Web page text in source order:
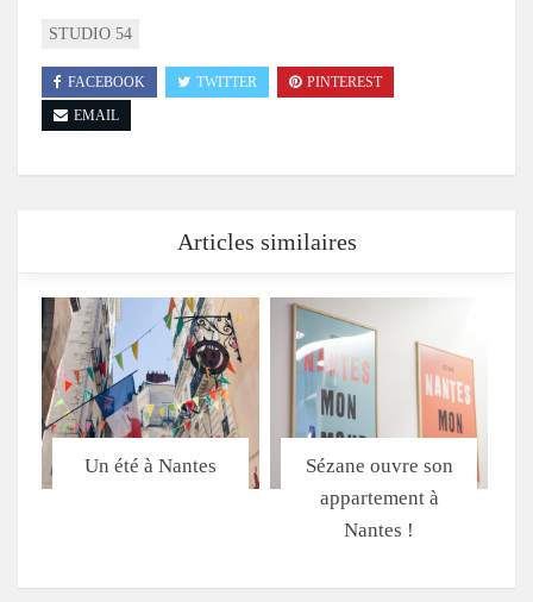
STUDIO 54
FACEBOOK TWITTER
PINTEREST
EMAIL
Articles similaires
Un été à Nantes
Sézane ouvre son
appartement à
Nantes !